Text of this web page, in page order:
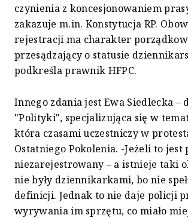
czynienia z koncesjonowaniem
zakazuje m.in. Konstytucja RP.
rejestracji ma charakter
przesądzający o statusie
podkreśla prawnik HFPC.
Innego zdania jest Ewa Siedlecka –
"Polityki", specjalizująca się w
która czasami uczestniczy w
Ostatniego Pokolenia. -Jeżeli to jest
niezarejestrowany – a istnieje taki
nie były dziennikarkami, bo nie
definicji. Jednak to nie daje policji
wyrywania im sprzętu, co miało